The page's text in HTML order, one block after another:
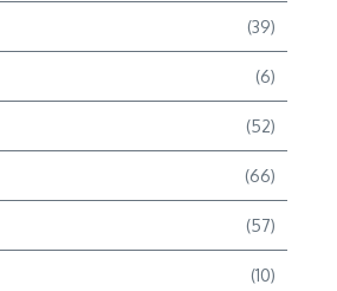
(39)
(6)
(52)
(66)
(57)
(10)